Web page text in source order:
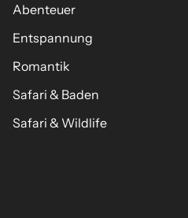
Abenteuer
Entspannung
Romantik
Safari & Baden
Safari & Wildlife